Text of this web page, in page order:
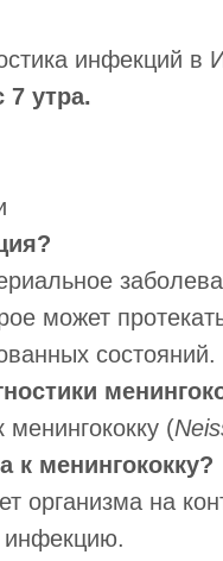
инфекций в
утра.
может
состояний.
(
к менингококку?
организма на
инфекцию.